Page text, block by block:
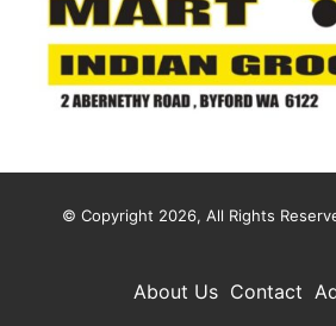
© Copyright 2026, All Rights
About Us Contact